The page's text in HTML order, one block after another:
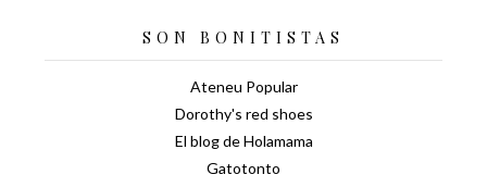
SON BONITISTAS
Ateneu Popular
Dorothy's red shoes
El blog de Holamama
Gatotonto